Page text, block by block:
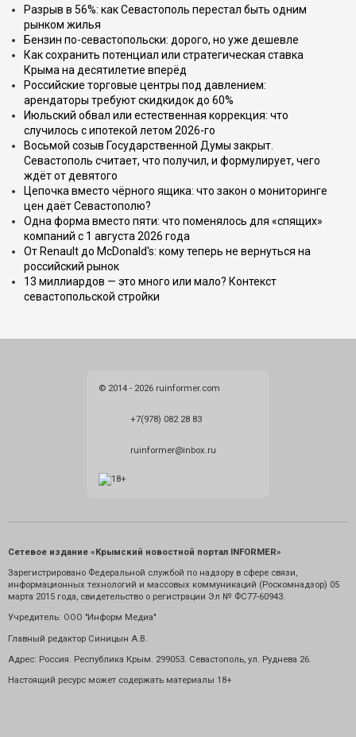
Разрыв в 56%: как Севастополь перестал быть одним
рынком жилья
Бензин по-севастопольски: дорого, но уже дешевле
Как сохранить потенциал или стратегическая ставка
Крыма на десятилетие вперёд
Российские торговые центры под давлением:
арендаторы требуют скидкидок до 60%
Июльский обвал или естественная коррекция: что
случилось с ипотекой летом 2026-го
Восьмой созыв Государственной Думы закрыт.
Севастополь считает, что получил, и формулирует, чего
ждёт от девятого
Цепочка вместо чёрного ящика: что закон о мониторинге
цен даёт Севастополю?
Одна форма вместо пяти: что поменялось для «спящих»
компаний с 1 августа 2026 года
От Renault до McDonald's: кому теперь не вернуться на
российский рынок
13 миллиардов — это много или мало? Контекст
севастопольской стройки
© 2014 - 2026 ruinformer.com
+7(978) 082 28 83
ruinformer@inbox.ru
Сетевое издание «Крымский новостной портал INFORMER»
Зарегистрировано Федеральной службой по надзору в сфере связи,
информационных технологий и массовых коммуникаций (Роскомнадзор) 05
марта 2015 года, свидетельство о регистрации Эл № ФС77-60943.
Учредитель: ООО "Информ Медиа"
Главный редактор Синицын А.В.
Адрес: Россия. Республика Крым. 299053. Севастополь, ул. Руднева 26.
Настоящий ресурс может содержать материалы 18+